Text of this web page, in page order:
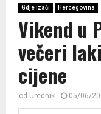
Gdje izaći Hercegovina
Vikend u
večeri
cijene
od Urednik 05/06/